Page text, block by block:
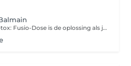
Fusio dose Kérastase Botox: Fusio-Dose is de oplossing als jouw haar ook een boost kan gebruiiken. Deze concentré maken het mogelijk om dof haar, haarbreuk, kleurbehoud te behandelen en het haar extra te voeden. En Anti-frizz werkend. Houdbaarheid 3 wasbeurten.